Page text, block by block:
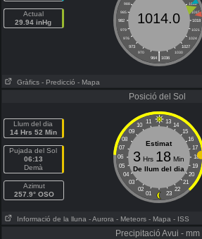
Actual
29.94 inHg
988
1012
985
1015
982
1018
979
1021
976
1024
973
1027
970
1030
|
964 1036
1014.0
Gràfics - Predicció - Mapa
Posició del Sol
Llum del dia
14 Hrs 52 Min
Pujada del Sol
06:13
Demà
Azimut
257.9° OSO
11 13
10
14
09
15
08
16
07
17
06
18
05
19
04
20
03
21
02
22
01 23
Estimat
3 Hrs 18 Min
De llum del dia
Informació de la lluna - Aurora - Meteors - Mapa - ISS
Precipitació Avui - mm